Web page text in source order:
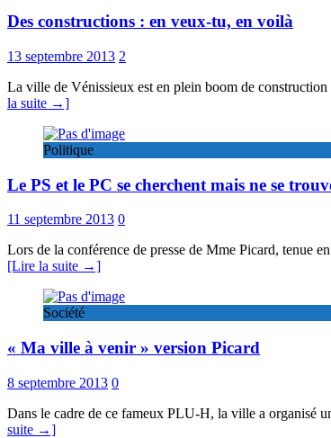
Des constructions : en veux-tu, en voilà
13 septembre 2013 2
La ville de Vénissieux est en plein boom de
la suite →]
Politique
Le PS et le PC se cherchent mais ne se
11 septembre 2013 0
Lors de la conférence de presse de Mme Picard, tenue
[Lire la suite →]
Société
« Ma ville à venir » version Picard
8 septembre 2013 0
Dans le cadre de ce fameux PLU-H, la ville a organisé
suite →]